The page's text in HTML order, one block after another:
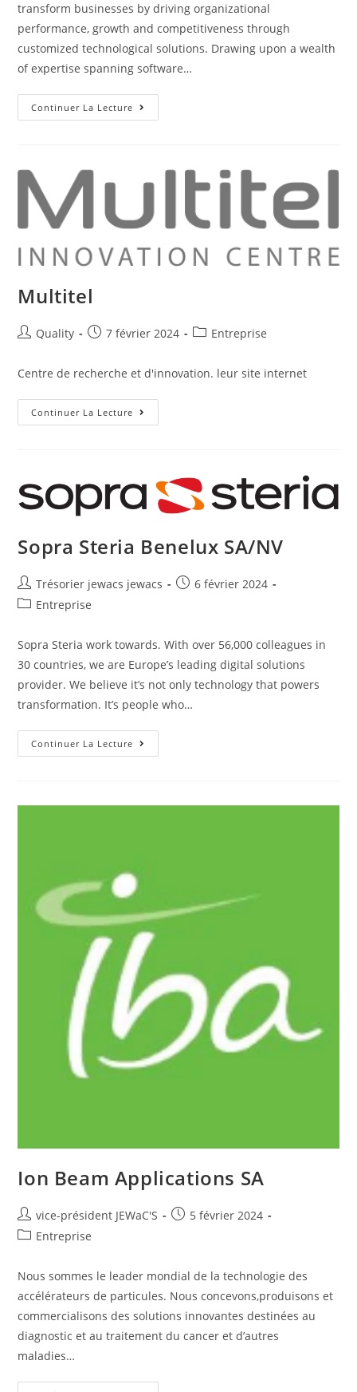
transform businesses by driving organizational
performance, growth and competitiveness through
customized technological solutions. Drawing upon a wealth
of expertise spanning software…
Continuer La Lecture
Multitel
Quality 7 février 2024 Entreprise
Centre de recherche et d'innovation. leur site internet
Continuer La Lecture
Sopra Steria Benelux SA/NV
Trésorier jewacs jewacs
6 février 2024
Entreprise
Sopra Steria work towards. With over 56,000 colleagues in
30 countries, we are Europe’s leading digital solutions
provider. We believe it’s not only technology that powers
transformation. It’s people who…
Continuer La Lecture
Ion Beam Applications SA
vice-président JEWaC'S
5 février 2024
Entreprise
Nous sommes le leader mondial de la technologie des
accélérateurs de particules. Nous concevons,produisons et
commercialisons des solutions innovantes destinées au
diagnostic et au traitement du cancer et d’autres
maladies…